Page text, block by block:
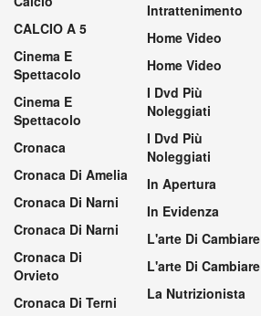
CALCIO A 5
Cinema E
Spettacolo
Cinema E
Spettacolo
Cronaca
Cronaca Di Amelia
Cronaca Di Narni
Cronaca Di Narni
Cronaca Di
Orvieto
Cronaca Di Terni
Intrattenimento
Home Video
Home Video
I Dvd Più
Noleggiati
I Dvd Più
Noleggiati
In Apertura
In Evidenza
L'arte Di Cambiare
L'arte Di Cambiare
La Nutrizionista